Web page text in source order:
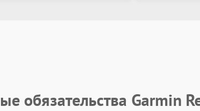
обязательства Garmin